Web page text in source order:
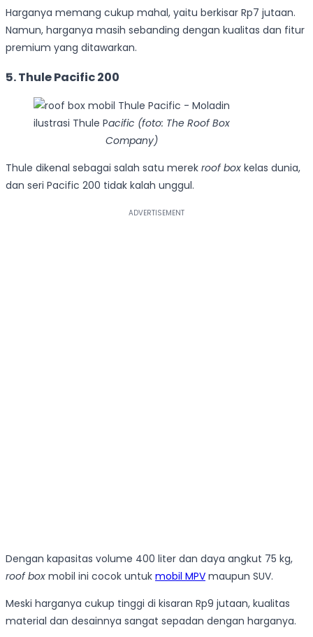
Harganya memang cukup mahal, yaitu berkisar Rp7 jutaan.
Namun, harganya masih sebanding dengan kualitas dan fitur
premium yang ditawarkan.
5. Thule Pacific 200
ilustrasi Thule Pacific (foto: The Roof Box
Company)
Thule dikenal sebagai salah satu merek roof box kelas dunia,
dan seri Pacific 200 tidak kalah unggul.
Dengan kapasitas volume 400 liter dan daya angkut 75 kg,
roof box mobil ini cocok untuk mobil MPV maupun SUV.
Meski harganya cukup tinggi di kisaran Rp9 jutaan, kualitas
material dan desainnya sangat sepadan dengan harganya.